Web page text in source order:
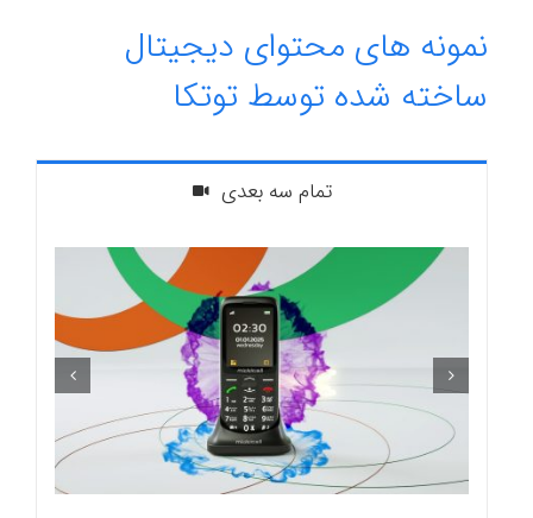
نمونه های محتوای دیجیتال
ساخته شده توسط توتکا
تمام سه بعدی